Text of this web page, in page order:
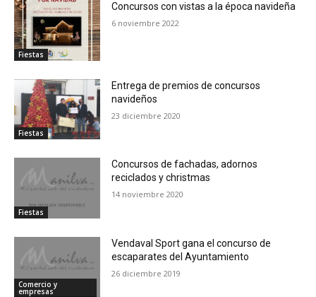
Fiestas
Concursos con vistas a la época navideña
6 noviembre 2022
Fiestas
Entrega de premios de concursos
navideños
23 diciembre 2020
Fiestas
Concursos de fachadas, adornos
reciclados y christmas
14 noviembre 2020
Comercio y
empresas
Vendaval Sport gana el concurso de
escaparates del Ayuntamiento
26 diciembre 2019